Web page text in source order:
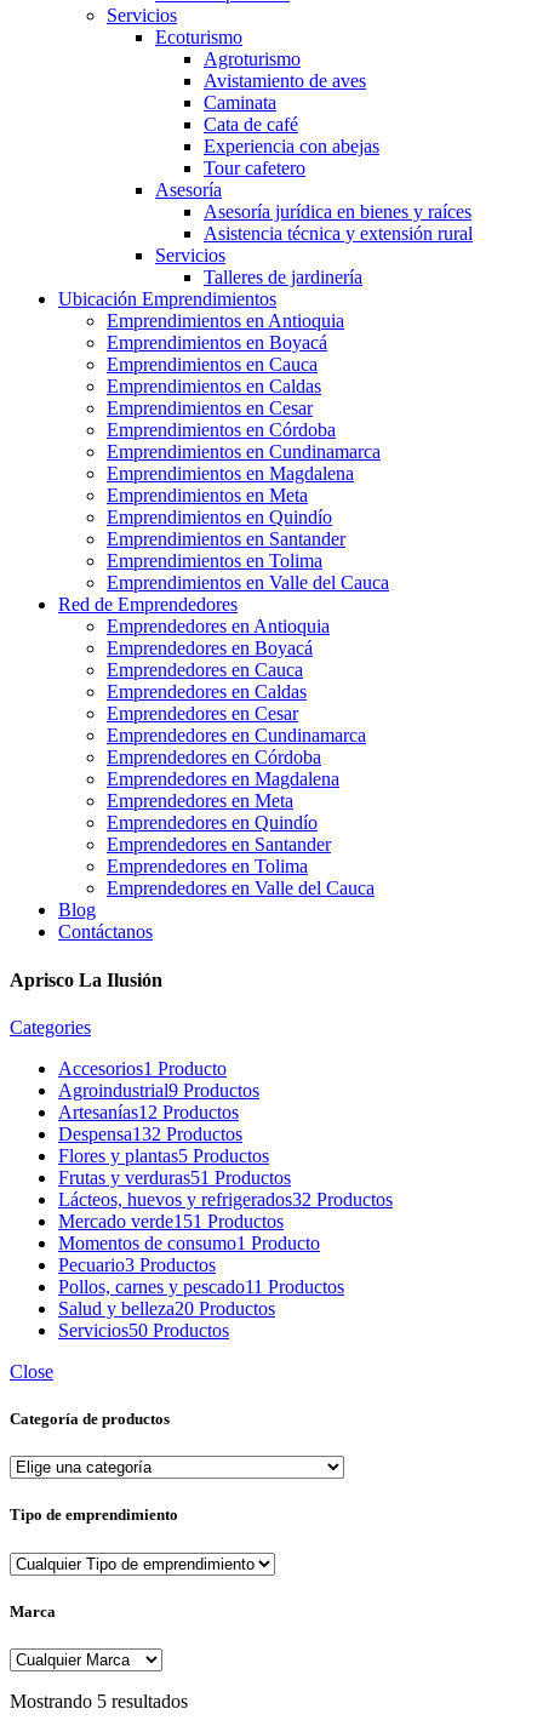
Servicios
Ecoturismo
Agroturismo
Avistamiento de aves
Caminata
Cata de café
Experiencia con abejas
Tour cafetero
Asesoría
Asesoría jurídica en bienes y raíces
Asistencia técnica y extensión rural
Servicios
Talleres de jardinería
Ubicación Emprendimientos
Emprendimientos en Antioquia
Emprendimientos en Boyacá
Emprendimientos en Cauca
Emprendimientos en Caldas
Emprendimientos en Cesar
Emprendimientos en Córdoba
Emprendimientos en Cundinamarca
Emprendimientos en Magdalena
Emprendimientos en Meta
Emprendimientos en Quindío
Emprendimientos en Santander
Emprendimientos en Tolima
Emprendimientos en Valle del Cauca
Red de Emprendedores
Emprendedores en Antioquia
Emprendedores en Boyacá
Emprendedores en Cauca
Emprendedores en Caldas
Emprendedores en Cesar
Emprendedores en Cundinamarca
Emprendedores en Córdoba
Emprendedores en Magdalena
Emprendedores en Meta
Emprendedores en Quindío
Emprendedores en Santander
Emprendedores en Tolima
Emprendedores en Valle del Cauca
Blog
Contáctanos
Aprisco La Ilusión
Categories
Accesorios1 Producto
Agroindustrial9 Productos
Artesanías12 Productos
Despensa132 Productos
Flores y plantas5 Productos
Frutas y verduras51 Productos
Lácteos, huevos y refrigerados32 Productos
Mercado verde151 Productos
Momentos de consumo1 Producto
Pecuario3 Productos
Pollos, carnes y pescado11 Productos
Salud y belleza20 Productos
Servicios50 Productos
Close
Categoría de productos
Tipo de emprendimiento
Marca
Mostrando 5 resultadosSorted